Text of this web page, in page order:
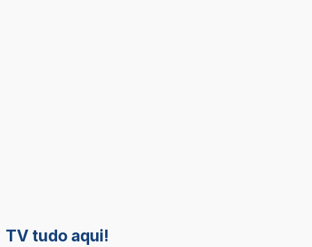
TV tudo aqui!